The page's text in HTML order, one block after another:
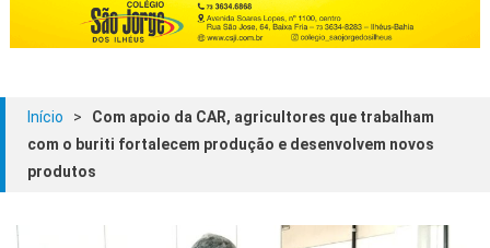
Início >
Com apoio da CAR, agricultores que trabalham
com o buriti fortalecem produção e desenvolvem novos
produtos